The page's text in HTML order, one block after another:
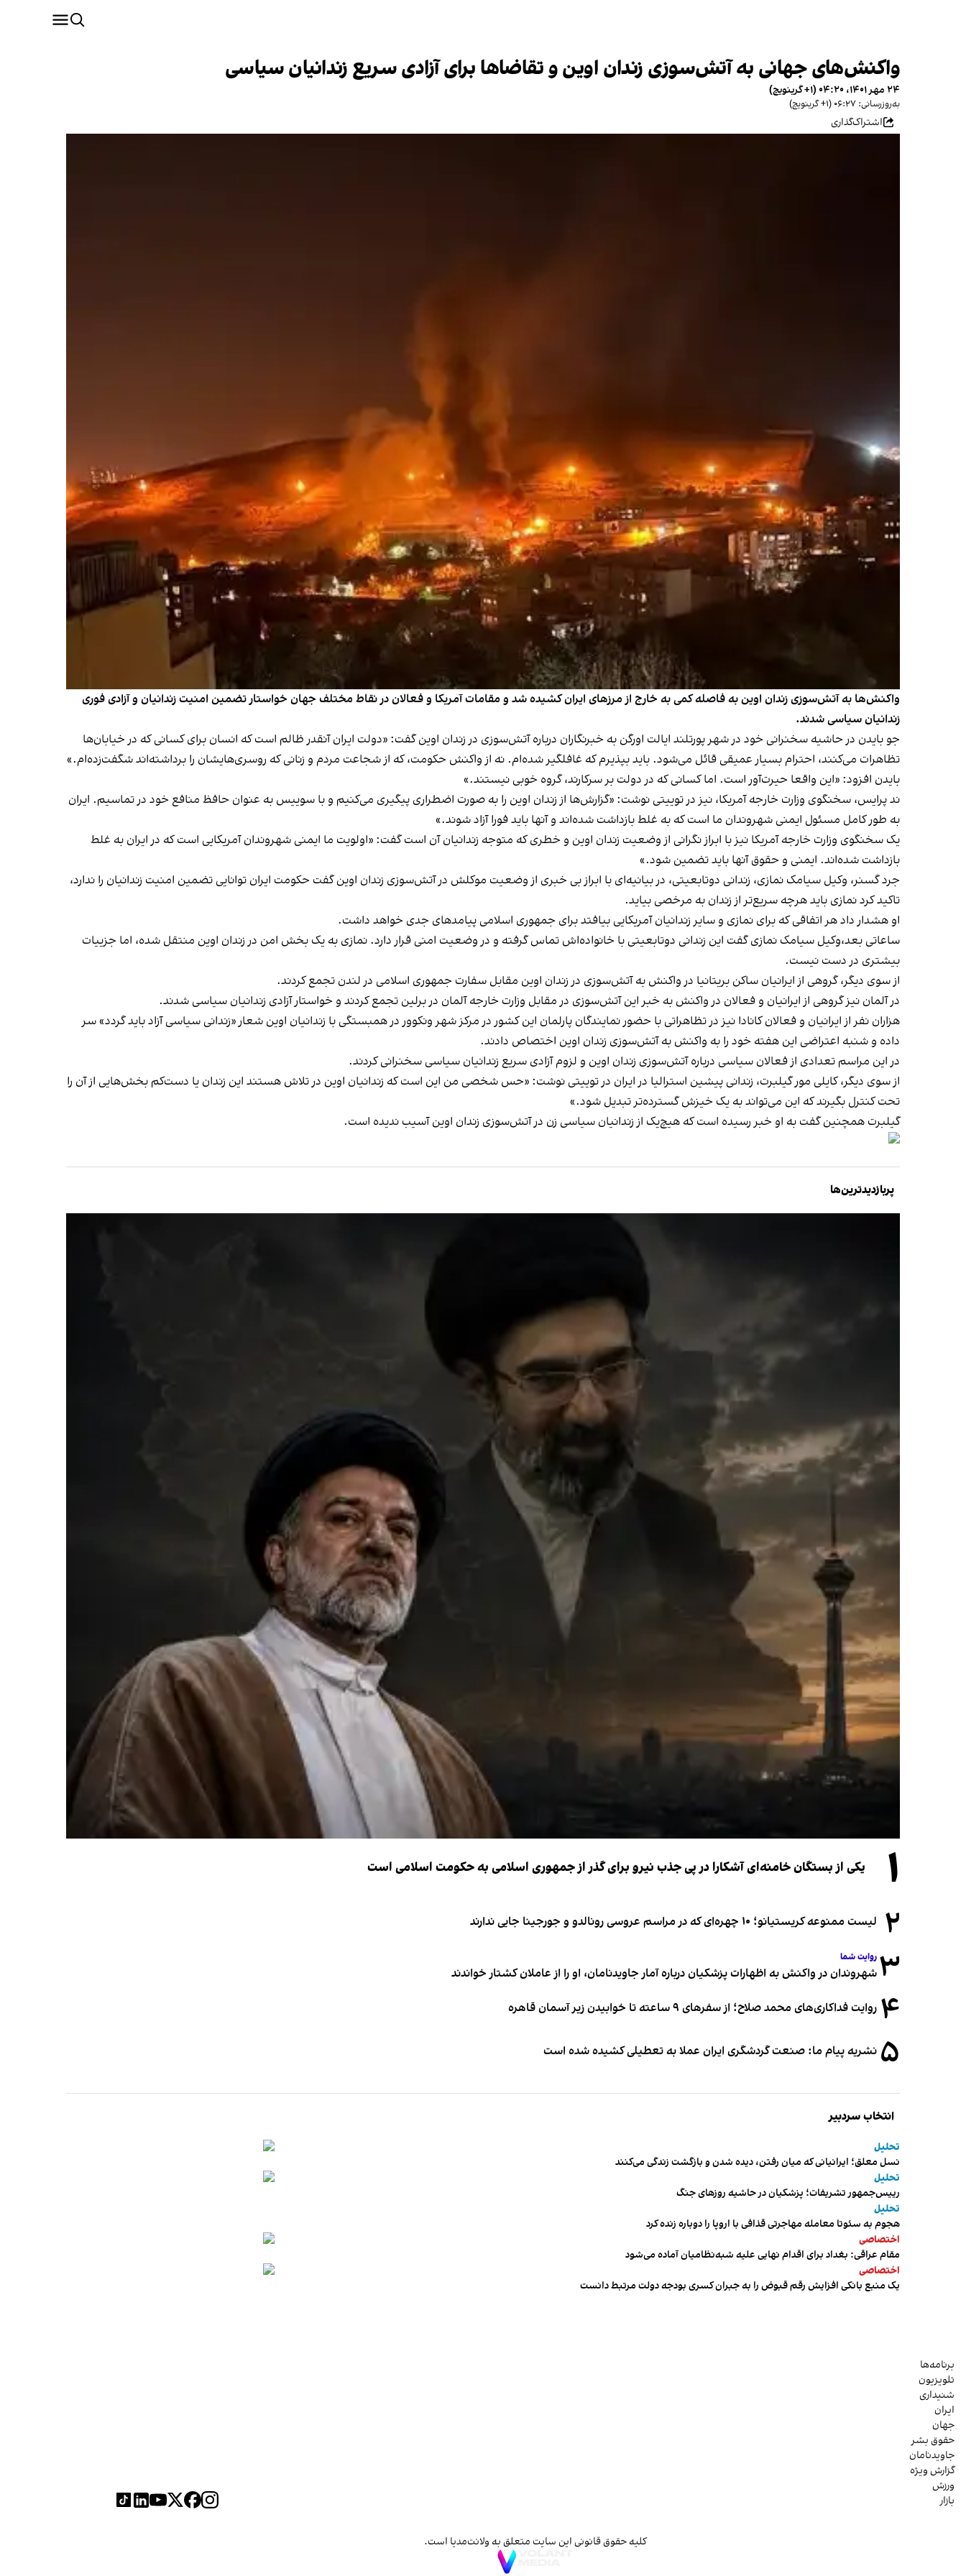
واکنش‌های جهانی به آتش‌سوزی زندان اوین و تقاضاها برای آزادی سریع زندانیان سیاسی
۲۴ مهر ۱۴۰۱، ۰۴:۲۰ (‎+۱ گرینویچ)
به‌روزرسانی: ۰۶:۲۷ (‎+۱ گرینویچ)
اشتراک‌گذاری
واکنش‌ها به آتش‌سوزی زندان اوین به فاصله کمی به خارج از مرزهای ایران کشیده شد و مقامات آمریکا و فعالان در نقاط مختلف جهان خواستار تضمین امنیت زندانیان و آزادی فوری
زندانیان سیاسی شدند.
جو بایدن در حاشیه سخنرانی خود در شهر پورتلند ایالت اورگن به خبرنگاران درباره آتش‌سوزی در زندان اوین گفت: «دولت ایران آنقدر ظالم است که انسان برای کسانی که در خیابان‌ها
تظاهرات می‌کنند، احترام بسیار عمیقی قائل می‌شود. باید بپذیرم که غافلگیر شده‌ام. نه از واکنش حکومت، که از شجاعت مردم و زنانی که روسری‌هایشان را برداشته‌اند شگفت‌زده‌ام.»
بایدن افزود: «این واقعا حیرت‌آور است. اما کسانی که در دولت بر سرکارند، گروه خوبی نیستند.»
ند پرایس، سخنگوی وزارت خارجه آمریکا، نیز در توییتی نوشت: «گزارش‌ها از زندان اوین را به صورت اضطراری پیگیری می‌کنیم و با سوییس به عنوان حافظ منافع خود در تماسیم. ایران
به طور کامل مسئول ایمنی شهروندان ما است که به غلط بازداشت شده‌اند و آنها باید فورا آزاد شوند.»
یک سخنگوی وزارت خارجه آمریکا نیز با ابراز نگرانی از وضعیت زندان اوین و خطری که متوجه زندانیان آن است گفت: «اولویت ما ایمنی شهروندان آمریکایی است که در ایران به غلط
بازداشت شده‌اند. ایمنی و حقوق آنها باید تضمین شود.»
جرد گسنر، وکیل سیامک نمازی، زندانی دوتابعیتی، در بیانیه‌ای با ابراز بی خبری از وضعیت موکلش در آتش‌سوزی زندان اوین گفت حکومت ایران توانایی تضمین امنیت زندانیان را ندارد،
تاکید کرد نمازی باید هرچه سریع‌تر از زندان به مرخصی بیاید.
او هشدار داد هر اتفاقی که برای نمازی و سایر زندانیان آمریکایی بیافتد برای جمهوری اسلامی پیامدهای جدی خواهد داشت.
ساعاتی بعد،وکیل سیامک نمازی گفت این زندانی دوتابعیتی با خانواده‌اش تماس گرفته و در وضعیت امنی قرار دارد. نمازی به یک بخش امن در زندان اوین منتقل شده، اما جزییات
بیشتری در دست نیست.
از سوی دیگر، گروهی از ایرانیان ساکن بریتانیا در واکنش به آتش‌سوزی در زندان اوین مقابل سفارت جمهوری اسلامی در لندن تجمع کردند.
در آلمان نیز گروهی از ایرانیان و فعالان در واکنش به خبر این آتش‌سوزی در مقابل وزارت خارجه آلمان در برلین تجمع کردند و خواستار آزادی زندانیان سیاسی شدند.
هزاران نفر از ایرانیان و فعالان کانادا نیز در تظاهراتی با حضور نمایندگان پارلمان این کشور در مرکز شهر ونکوور در همبستگی با زندانیان اوین شعار «زندانی سیاسی آزاد باید گردد» سر
داده و شنبه اعتراضی این هفته خود را به واکنش به آتش‌سوزی زندان اوین اختصاص دادند.
در این مراسم تعدادی از فعالان سیاسی درباره آتش‌سوزی زندان اوین و لزوم آزادی سریع زندانیان سیاسی سخنرانی کردند.
از سوی دیگر، کایلی مور گیلبرت، زندانی پیشین استرالیا در ایران در توییتی نوشت: «حس شخصی من این است که زندانیان اوین در تلاش هستند این زندان یا دست‌کم بخش‌هایی از آن را
تحت کنترل بگیرند که این می‌تواند به یک خیزش گسترده‌تر تبدیل شود.»
گیلبرت همچنین گفت به او خبر رسیده است که هیچ‌یک از زندانیان سیاسی زن در آتش‌سوزی زندان اوین آسیب ندیده است.
پربازدیدترین‌ها
۱ یکی از بستگان خامنه‌ای آشکارا در پی جذب نیرو برای گذر از جمهوری اسلامی به حکومت اسلامی است
۲ لیست ممنوعه کریستیانو؛ ۱۰ چهره‌ای که در مراسم عروسی رونالدو و جورجینا جایی ندارند
۳ روایت شما
شهروندان در واکنش به اظهارات پزشکیان درباره آمار جاویدنامان، او را از عاملان کشتار خواندند
۴ روایت فداکاری‌های محمد صلاح؛ از سفرهای ۹ ساعته تا خوابیدن زیر آسمان قاهره
۵ نشریه پیام ما: صنعت گردشگری ایران عملا به تعطیلی کشیده شده است
انتخاب سردبیر
تحلیل
نسل معلق؛ ایرانیانی که میان رفتن، دیده شدن و بازگشت زندگی می‌کنند
تحلیل
رییس‌جمهور تشریفات؛ پزشکیان در حاشیه روزهای جنگ
تحلیل
هجوم به سئوتا معامله مهاجرتی قذافی با اروپا را دوباره زنده کرد
اختصاصی
مقام عراقی: بغداد برای اقدام نهایی علیه شبه‌نظامیان آماده می‌شود
اختصاصی
یک منبع بانکی افزایش رقم قبوض را به جبران کسری بودجه دولت مرتبط دانست
برنامه‌ها
تلویزیون
شنیداری
ایران
جهان
حقوق بشر
جاویدنامان
گزارش ویژه
ورزش
بازار
کلیه حقوق قانونی این سایت متعلق به ولانت‌مدیا است.